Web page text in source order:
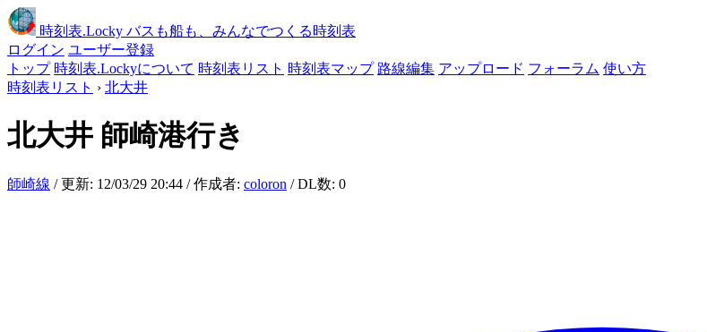
時刻表.Locky バスも船も、みんなでつくる時刻表
ログイン ユーザー登録
トップ 時刻表.Lockyについて 時刻表リスト 時刻表マップ 路線編集 アップロード フォーラム 使い方
時刻表リスト › 北大井
北大井 師崎港行き
師崎線 / 更新: 12/03/29 20:44 / 作成者: coloron / DL数: 0